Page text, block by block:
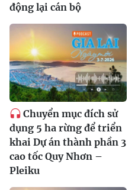
động lại cán bộ
Chuyển mục đích sử
dụng 5 ha rừng để triển
khai Dự án thành phần 3
cao tốc Quy Nhơn –
Pleiku